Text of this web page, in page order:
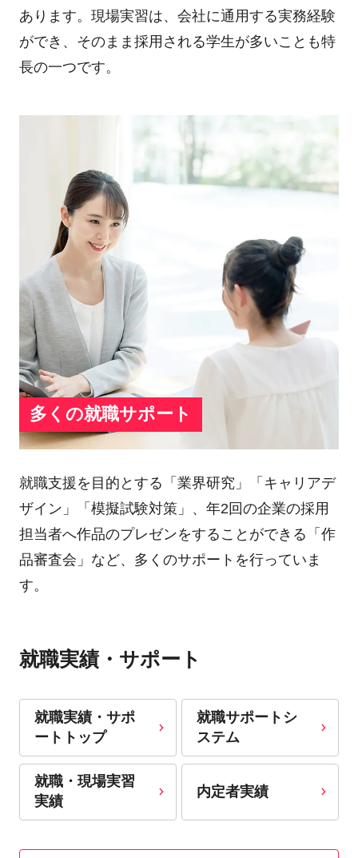
あります。現場実習は、会社に通用する実務経験
ができ、そのまま採用される学生が多いことも特
長の一つです。
多くの就職サポート
就職支援を目的とする「業界研究」「キャリアデ
ザイン」「模擬試験対策」、年2回の企業の採用
担当者へ作品のプレゼンをすることができる「作
品審査会」など、多くのサポートを行っていま
す。
就職実績・サポート
就職実績・サポ
ートトップ
就職サポートシ
ステム
就職・現場実習
実績
内定者実績